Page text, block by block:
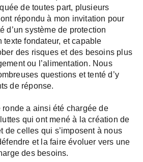
de toutes part, plusieurs
répondu à mon invitation pour
d’un système de protection
fondateur, et capable
des risques et des besoins plus
ou l’alimentation. Nous
questions et tenté d’y
de réponse.
a ainsi été chargée de
qui ont mené à la création de
de celles qui s’imposent à nous
et la faire évoluer vers une
des besoins.